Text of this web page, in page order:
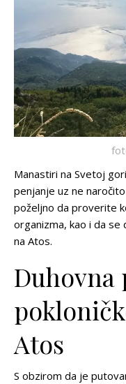
Manastiri na Svetoj
penjanje uz ne
poželjno da proverite
organizma, kao i da
na Atos.
Duhovna
Atos
S obzirom da je